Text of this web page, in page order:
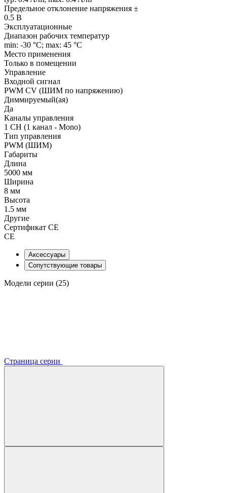
Предельное отклонение напряжения ±
0.5 В
Эксплуатационные
Диапазон рабочих температур
min: -30 °C; max: 45 °C
Место применения
Только в помещении
Управление
Входной сигнал
PWM СV (ШИМ по напряжению)
Диммируемый(ая)
Да
Каналы управления
1 CH (1 канал - Mono)
Тип управления
PWM (ШИМ)
Габариты
Длина
5000 мм
Ширина
8 мм
Высота
1.5 мм
Другие
Сертификат CE
CE
Аксессуары
Сопутствующие товары
Модели серии (25)
Страница серии